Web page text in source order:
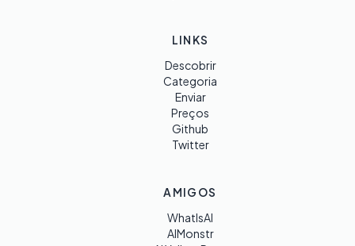
LINKS
Descobrir
Categoria
Enviar
Preços
Github
Twitter
AMIGOS
WhatIsAI
AIMonstr